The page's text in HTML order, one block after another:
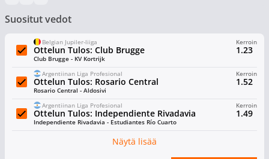
Suositut vedot
Belgian Jupiler-liiga
Ottelun Tulos: Club Brugge
Club Brugge - KV Kortrijk
Kerroin
1.23
Argentiinan Liga Profesional
Ottelun Tulos: Rosario Central
Rosario Central - Aldosivi
Kerroin
1.52
Argentiinan Liga Profesional
Ottelun Tulos: Independiente Rivadavia
Independiente Rivadavia - Estudiantes Río Cuarto
Kerroin
1.49
Näytä lisää